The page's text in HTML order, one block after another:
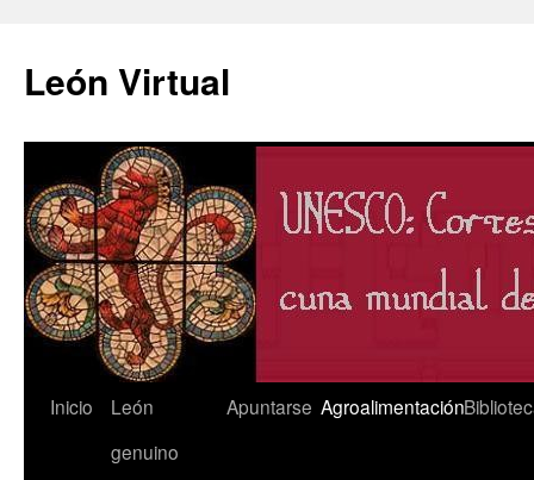
León Virtual
Saltar
Inicio
León
genuino
Apuntarse Agroalimentación